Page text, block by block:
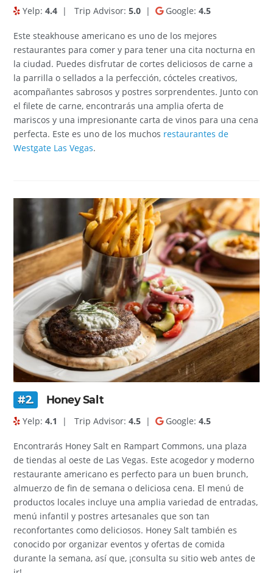
Yelp:4.4 | Trip Advisor:5.0 | Google:4.5
Este steakhouse americano es uno de los mejores
restaurantes para comer y para tener una cita nocturna en
la ciudad. Puedes disfrutar de cortes deliciosos de carne a
la parrilla o sellados a la perfección, cócteles creativos,
acompañantes sabrosos y postres sorprendentes. Junto con
el filete de carne, encontrarás una amplia oferta de
mariscos y una impresionante carta de vinos para una cena
perfecta. Este es uno de los muchos restaurantes de
Westgate Las Vegas.
#2. Honey Salt
Yelp:4.1 | Trip Advisor:4.5 | Google:4.5
Encontrarás Honey Salt en Rampart Commons, una plaza
de tiendas al oeste de Las Vegas. Este acogedor y moderno
restaurante americano es perfecto para un buen brunch,
almuerzo de fin de semana o deliciosa cena. El menú de
productos locales incluye una amplia variedad de entradas,
menú infantil y postres artesanales que son tan
reconfortantes como deliciosos. Honey Salt también es
conocido por organizar eventos y ofertas de comida
durante la semana, así que, ¡consulta su sitio web antes de